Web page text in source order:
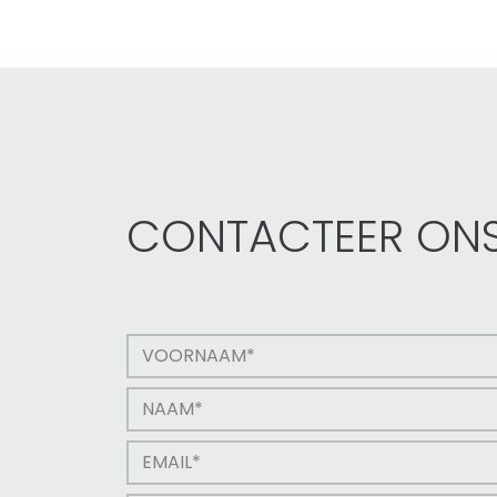
CONTACTEER